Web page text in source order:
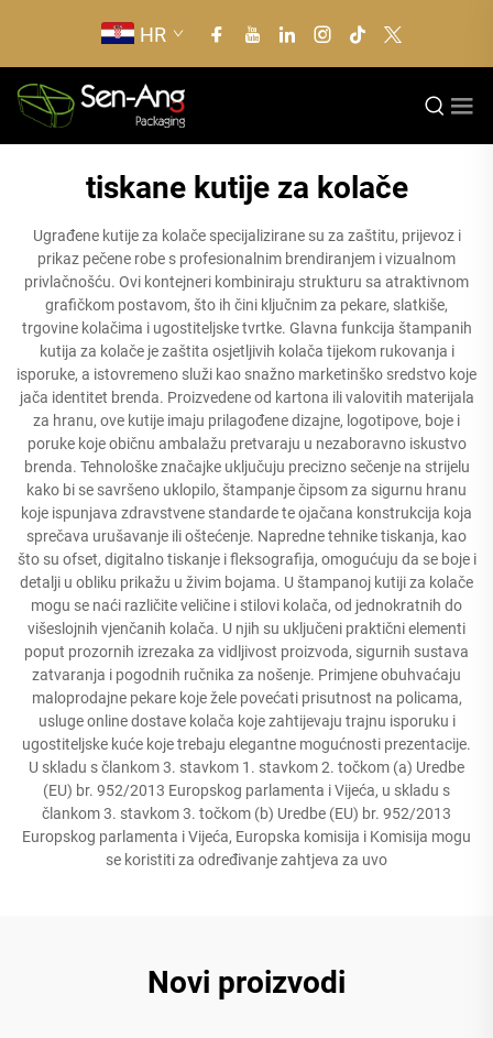
HR
tiskane kutije za kolače
Ugrađene kutije za kolače specijalizirane su za zaštitu, prijevoz i
prikaz pečene robe s profesionalnim brendiranjem i vizualnom
privlačnošću. Ovi kontejneri kombiniraju strukturu sa atraktivnom
grafičkom postavom, što ih čini ključnim za pekare, slatkiše,
trgovine kolačima i ugostiteljske tvrtke. Glavna funkcija štampanih
kutija za kolače je zaštita osjetljivih kolača tijekom rukovanja i
isporuke, a istovremeno služi kao snažno marketinško sredstvo koje
jača identitet brenda. Proizvedene od kartona ili valovitih materijala
za hranu, ove kutije imaju prilagođene dizajne, logotipove, boje i
poruke koje običnu ambalažu pretvaraju u nezaboravno iskustvo
brenda. Tehnološke značajke uključuju precizno sečenje na strijelu
kako bi se savršeno uklopilo, štampanje čipsom za sigurnu hranu
koje ispunjava zdravstvene standarde te ojačana konstrukcija koja
sprečava urušavanje ili oštećenje. Napredne tehnike tiskanja, kao
što su ofset, digitalno tiskanje i fleksografija, omogućuju da se boje i
detalji u obliku prikažu u živim bojama. U štampanoj kutiji za kolače
mogu se naći različite veličine i stilovi kolača, od jednokratnih do
višeslojnih vjenčanih kolača. U njih su uključeni praktični elementi
poput prozornih izrezaka za vidljivost proizvoda, sigurnih sustava
zatvaranja i pogodnih ručnika za nošenje. Primjene obuhvaćaju
maloprodajne pekare koje žele povećati prisutnost na policama,
usluge online dostave kolača koje zahtijevaju trajnu isporuku i
ugostiteljske kuće koje trebaju elegantne mogućnosti prezentacije.
U skladu s člankom 3. stavkom 1. stavkom 2. točkom (a) Uredbe
(EU) br. 952/2013 Europskog parlamenta i Vijeća, u skladu s
člankom 3. stavkom 3. točkom (b) Uredbe (EU) br. 952/2013
Europskog parlamenta i Vijeća, Europska komisija i Komisija mogu
se koristiti za određivanje zahtjeva za uvo
Novi proizvodi